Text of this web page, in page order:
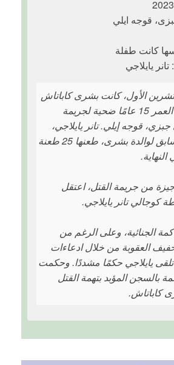
قوجه ايلي
كانت طفلة
يايلاجي
الأول، كانت بشرى كاباتاش
البالغة من العمر 15 عامًا ضحية لجريمة
قوجه إيلي. تانر يايلاجي،
الشريك السابق لوالدة بشرى، طعنها 25 طعنة
من جريمة القتل، اعتقل
تانر يايلاجي.
الجنائية، وعلى الرغم من
العقوبة من خلال ادعاءات
تلقى يايلاجي حكمًا مشددًا. وحكمت
بالسجن المؤبد بتهمة القتل
كاباتاش.